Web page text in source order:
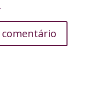
comentário